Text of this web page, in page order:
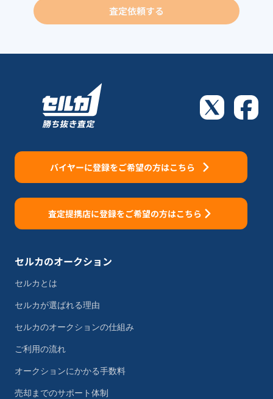
査定依頼する
バイヤーに登録をご希望の方はこちら
査定提携店に登録をご希望の方はこちら
セルカのオークション
セルカとは
セルカが選ばれる理由
セルカのオークションの仕組み
ご利用の流れ
オークションにかかる手数料
売却までのサポート体制